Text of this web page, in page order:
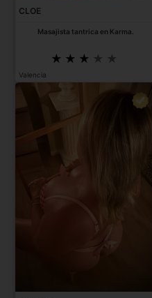
CLOE
Masajista tantrica en Karma.
Valencia